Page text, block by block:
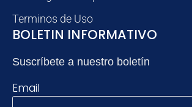
Terminos de Uso
BOLETIN INFORMATIVO
Suscríbete a nuestro boletín
Email